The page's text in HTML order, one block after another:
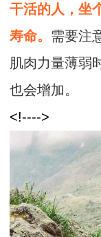
干活的人，坐
寿命。 需要注
肌肉力量薄弱
也会增加。
<!---->